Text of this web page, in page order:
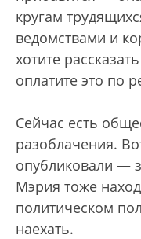
кругам
ведомствами и
хотите
оплатите это по
Сейчас есть
разоблачения.
опубликовали —
Мэрия тоже
политическом
наехать.